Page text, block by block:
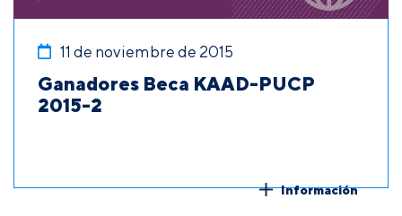
11 de noviembre de 2015
Ganadores Beca KAAD-PUCP
2015-2
Información